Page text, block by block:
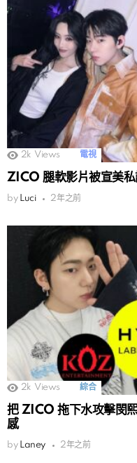
2k Views 電視
ZICO 腿軟影片被宣美
by Luci 2年之前
2k Views 綜合
把 ZICO 拖下水攻擊閔
感
by Laney 2年之前